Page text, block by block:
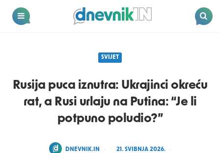
Dnevnik.in
SVIJET
Rusija puca iznutra: Ukrajinci okreću
rat, a Rusi urlaju na Putina: “Je li
potpuno poludio?”
POSTED
DNEVNIK.IN
21. SVIBNJA 2026.